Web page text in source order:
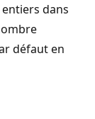
dans
défaut en